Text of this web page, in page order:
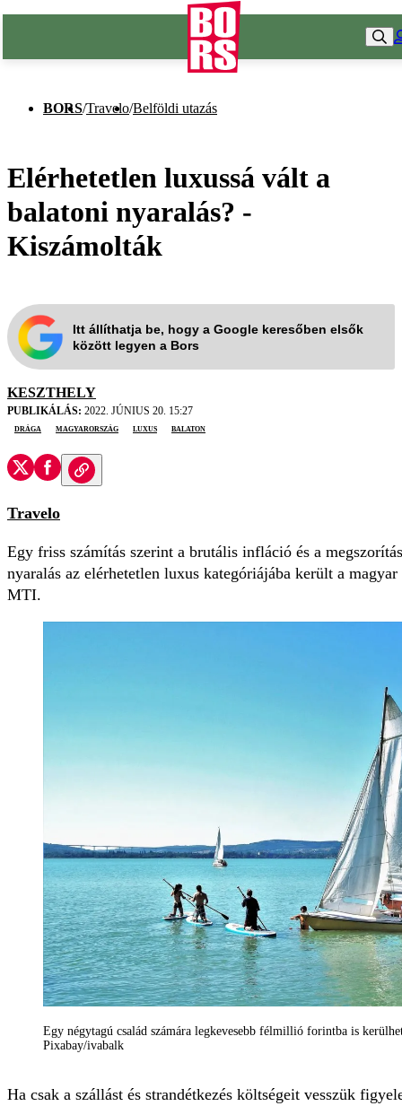
BORS/Travelo/Belföldi utazás
Elérhetetlen luxussá vált a
balatoni nyaralás? -
Kiszámolták
Itt állíthatja be, hogy a Google keresőben elsők
között legyen a Bors
KESZTHELY
PUBLIKÁLÁS: 2022. JÚNIUS 20. 15:27
drága
Magyarország luxus Balaton
Travelo
Egy friss számítás szerint a brutális infláció és a
nyaralás az elérhetetlen luxus kategóriájába került a
MTI.
Egy négytagú család számára legkevesebb félmillió forintba is
Pixabay/ivabalk
Ha csak a szállást és strandétkezés költségeit vesszük